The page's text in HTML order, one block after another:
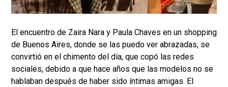
El encuentro de Zaira Nara y Paula Chaves en un shopping
de Buenos Aires, donde se las puedo ver abrazadas, se
convirtió en el chimento del día, que copó las redes
sociales, debido a que hace años que las modelos no se
hablaban después de haber sido íntimas amigas. El